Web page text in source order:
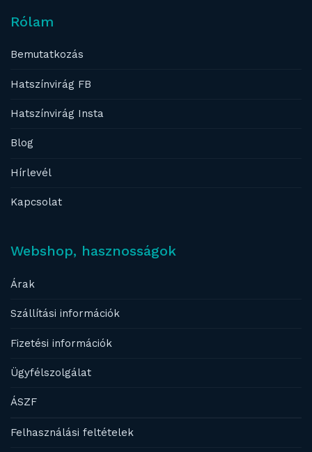
Rólam
Bemutatkozás
Hatszínvirág FB
Hatszínvirág Insta
Blog
Hírlevél
Kapcsolat
Webshop, hasznosságok
Árak
Szállítási információk
Fizetési információk
Ügyfélszolgálat
ÁSZF
Felhasználási feltételek